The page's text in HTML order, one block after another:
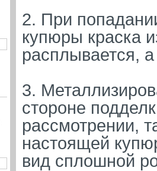
2. При
купюры краска
расплывается,
3.
стороне
рассмотрении,
настоящей
вид сплошной